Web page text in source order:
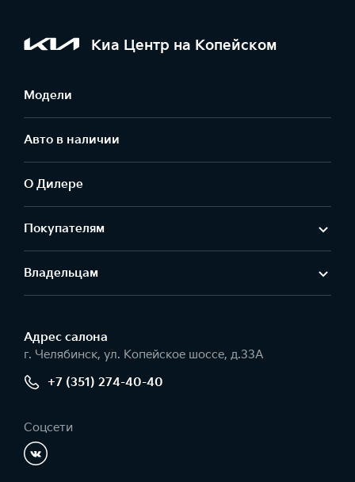
Киа Центр на Копейском
Модели
Авто в наличии
О Дилере
Покупателям
Владельцам
Адрес салонa
г. Челябинск, ул. Копейское шоссе, д.33А
+7 (351) 274-40-40
Соцсети